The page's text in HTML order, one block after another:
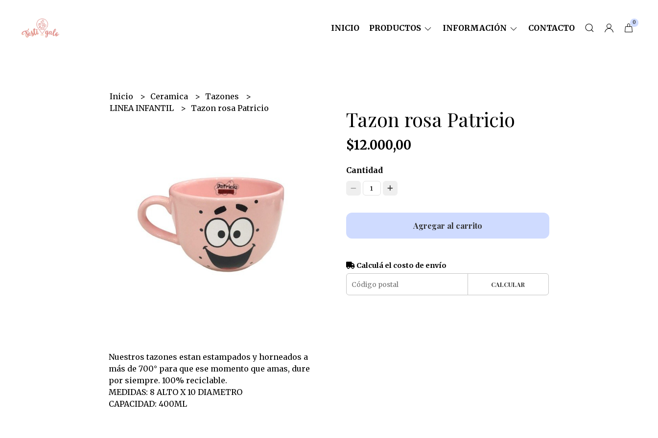
INICIO PRODUCTOS INFORMACIÓN CONTACTO
0
Inicio Ceramica
Tazones
LINEA INFANTIL
Tazon rosa Patricio
Nuestros tazones estan estampados y horneados a
más de 700° para que ese momento que amas, dure
por siempre. 100% reciclable.
MEDIDAS: 8 ALTO X 10 DIAMETRO
CAPACIDAD: 400ML
Tazon rosa Patricio
$12.000,00
Cantidad
1
Agregar al carrito
Calculá el costo de envío
CALCULAR